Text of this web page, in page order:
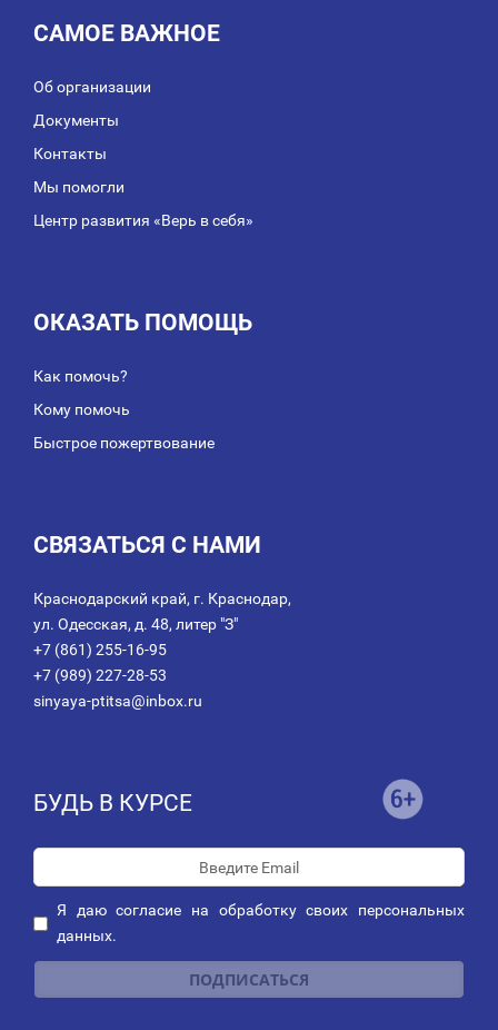
САМОЕ ВАЖНОЕ
Об организации
Документы
Контакты
Мы помогли
Центр развития «Верь в себя»
ОКАЗАТЬ ПОМОЩЬ
Как помочь?
Кому помочь
Быстрое пожертвование
СВЯЗАТЬСЯ С НАМИ
Краснодарский край, г. Краснодар,
ул. Одесская, д. 48, литер "З"
+7 (861) 255-16-95
+7 (989) 227-28-53
sinyaya-ptitsa@inbox.ru
БУДЬ В КУРСЕ
Я даюсогласие на обработку своих персональных
данных.